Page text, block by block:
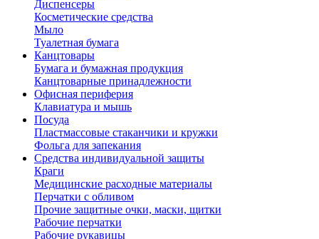
Диспенсеры
Косметические средства
Мыло
Туалетная бумага
Канцтовары
Бумага и бумажная продукция
Канцтоварные принадлежности
Офисная периферия
Клавиатура и мышь
Посуда
Пластмассовые стаканчики и кружки
Фольга для запекания
Средства индивидуальной защиты
Краги
Медицинские расходные материалы
Перчатки с обливом
Прочие защитные очки, маски, щитки
Рабочие перчатки
Рабочие рукавицы